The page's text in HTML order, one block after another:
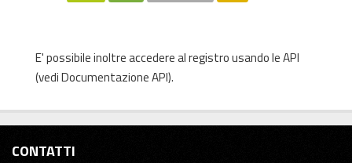
E' possibile inoltre accedere al registro usando leAPI
(vediDocumentazione API).
CONTATTI